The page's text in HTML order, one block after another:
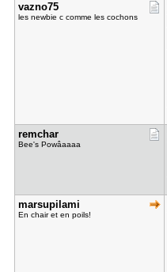
vazno75
les newbie c comme les cochons
remchar
Bee's Powâaaaa
marsupilam​i
En chair et en poils!